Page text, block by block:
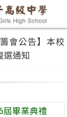
籌會公告】本校
選通知
屆畢業典禮